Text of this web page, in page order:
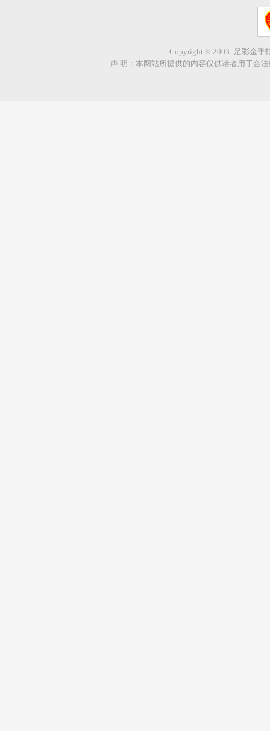
Copyright © 2003- 足彩金手
声 明：本网站所提供的内容仅供读者用于合